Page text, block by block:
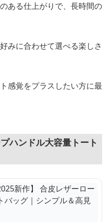
ある仕上がりで、長時間の
みに合わせて選べる楽しさ
感覚をプラスしたい方に最
ハンドル大容量トート